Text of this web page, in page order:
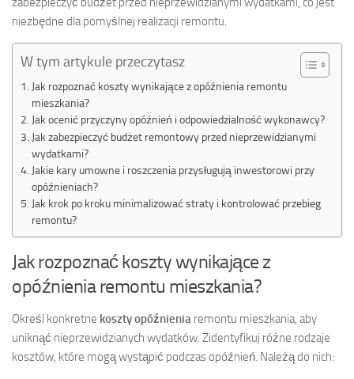
niezbędne dla pomyślnej realizacji remontu.
W tym artykule przeczytasz
Jak rozpoznać koszty wynikające z opóźnienia remontu
mieszkania?
Jak ocenić przyczyny opóźnień i odpowiedzialność wykonawcy?
Jak zabezpieczyć budżet remontowy przed nieprzewidzianymi
wydatkami?
Jakie kary umowne i roszczenia przysługują inwestorowi przy
opóźnieniach?
Jak krok po kroku minimalizować straty i kontrolować przebieg
remontu?
Jak rozpoznać koszty wynikające z
opóźnienia remontu mieszkania?
Określ konkretne koszty opóźnienia remontu mieszkania, aby
uniknąć nieprzewidzianych wydatków. Zidentyfikuj różne rodzaje
kosztów, które mogą wystąpić podczas opóźnień. Należą do nich: